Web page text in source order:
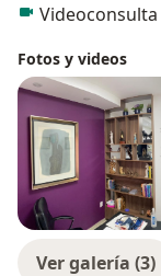
Videoconsulta
Fotos y videos
Ver galería (3)